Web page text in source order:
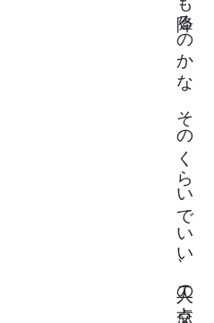
この雪は貴方の街にも降るのかな そのくらいでいい、二人の交点